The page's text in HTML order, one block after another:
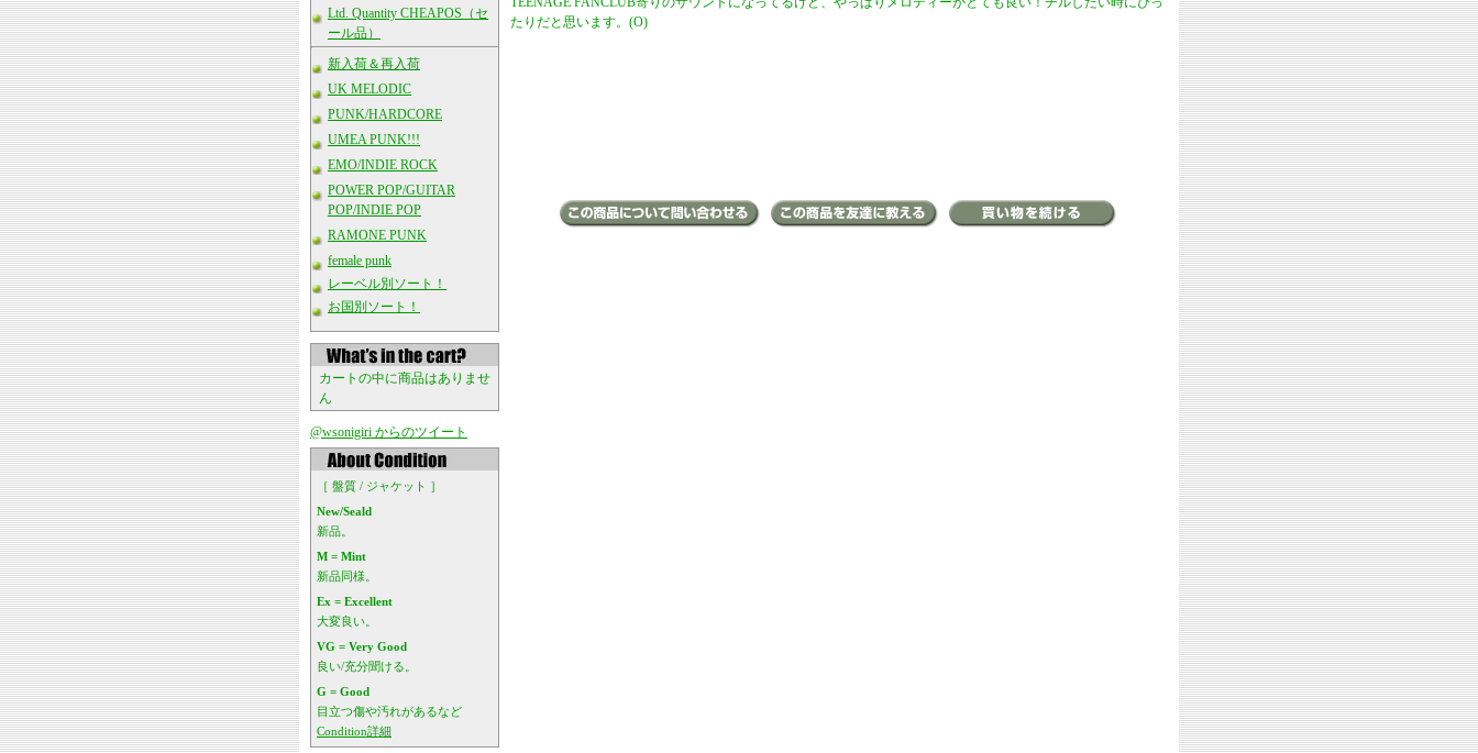
Ltd. Quantity CHEAPOS（セ
ール品）
新入荷＆再入荷
UK MELODIC
PUNK/HARDCORE
UMEA PUNK!!!
EMO/INDIE ROCK
POWER POP/GUITAR
POP/INDIE POP
RAMONE PUNK
female punk
レーベル別ソート！
お国別ソート！
カートの中に商品はありませ
ん
@wsonigiri からのツイート
［ 盤質 / ジャケット ］
New/Seald
新品。
M = Mint
新品同様。
Ex = Excellent
大変良い。
VG = Very Good
良い/充分聞ける。
G = Good
目立つ傷や汚れがあるなど
Condition詳細
たりだと思います。(O)